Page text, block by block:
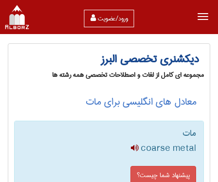
ورود/عضویت
دیکشنری تخصصی البرز
مجموعه ای کامل از لغات و اصطلاحات تخصصی همه رشته ها
معادل های انگلیسی برای مات
مات
coarse metal
پیشنهاد شما چیست؟